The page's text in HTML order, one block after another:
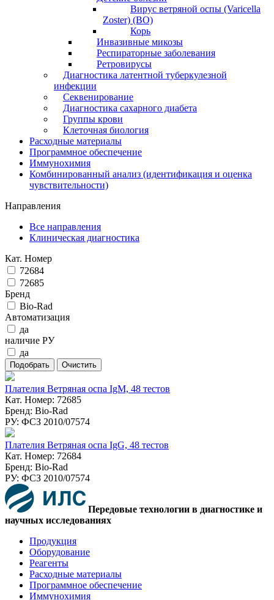
Вирус ветряной оспы (Varicella
Zoster) (ВО)
Корь
Инвазивные микозы
Респираторные заболевания
Ретровирусы
Диагностика латентной туберкулезной
инфекции
Секвенирование
Диагностика сахарного диабета
Группы крови
Клеточная биология
Расходные материалы
Программное обеспечение
Иммунохимия
Комбинированный анализ (идентификация и оценка
чувствительности)
Направления
Все направления
Клиническая диагностика
Кат. Номер
72684
72685
Бренд
Bio-Rad
Автоматизация
да
наличие РУ
да
Плателия Ветряная оспа IgM, 48 тестов
Кат. Номер: 72685
Бренд: Bio-Rad
РУ: ФСЗ 2010/07574
Плателия Ветряная оспа IgG, 48 тестов
Кат. Номер: 72684
Бренд: Bio-Rad
РУ: ФСЗ 2010/07574
Передовые технологии в диагностике и
научных исследованиях
Продукция
Оборудование
Реагенты
Расходные материалы
Программное обеспечение
Иммунохимия